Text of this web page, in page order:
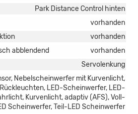
Park Distance Control hinten
vorhanden
vorhanden
abblendend
vorhanden
Servolenkung
Nebelscheinwerfer mit Kurvenlicht,
LED-Scheinwerfer, LED-
Kurvenlicht, adaptiv (AFS), Voll-
Scheinwerfer, Teil-LED Scheinwerfer